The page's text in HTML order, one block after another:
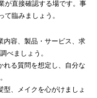
が直接確認する場です。事
臨みましょう。
内容、製品・サービス、求
べましょう。
れる質問を想定し、自分な
型、メイクを心がけましょ